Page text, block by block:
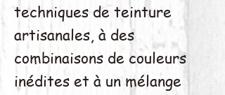
techniques de teinture
artisanales, à des
combinaisons de couleurs
inédites et à un mélange